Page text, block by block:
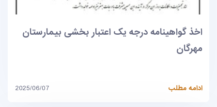
اخذ گواهینامه درجه یک اعتبار بخشی بیمارستان
مهرگان
ادامه مطلب 2025/06/07